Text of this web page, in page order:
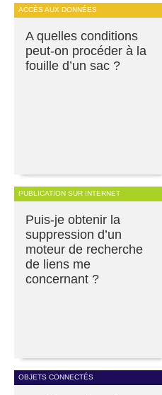
ACCÈS AUX DONNÉES
A quelles conditions
peut-on procéder à la
fouille d’un sac ?
PUBLICATION SUR INTERNET
Puis-je obtenir la
suppression d’un
moteur de recherche
de liens me
concernant ?
OBJETS CONNECTÉS